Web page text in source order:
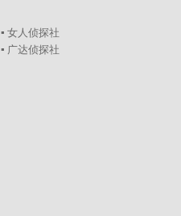
▪ 女人侦探社
▪ 广达侦探社